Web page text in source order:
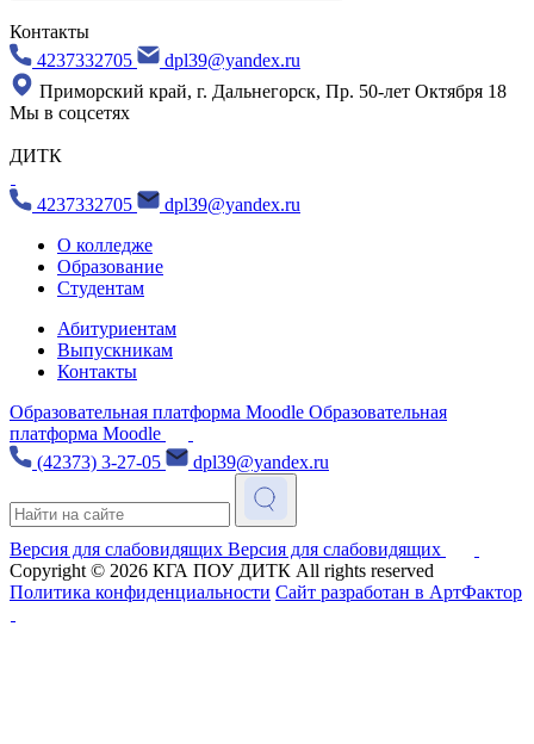
Контакты
4237332705
dpl39@yandex.ru
Приморский край, г. Дальнегорск, Пр. 50-лет Октября 18
Мы в соцсетях
ДИТК
4237332705
dpl39@yandex.ru
О колледже
Образование
Студентам
Абитуриентам
Выпускникам
Контакты
Образовательная платформа Moodle Образовательная
платформа Moodle
(42373) 3-27-05
dpl39@yandex.ru
Версия для слабовидящих Версия для слабовидящих
Copyright © 2026 КГА ПОУ ДИТК All rights reserved
Политика конфиденциальности Сайт разработан в АртФактор